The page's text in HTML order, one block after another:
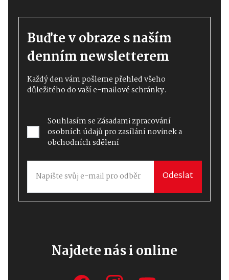
Buďte v obraze s naším
denním newsletterem
Každý den vám pošleme přehled všeho
důležitého do vaší e-mailové schránky.
Souhlasím seZásadami zpracování
osobních údajůpro zasílání novinek a
obchodních sdělení
Odeslat
Najdete nás i online